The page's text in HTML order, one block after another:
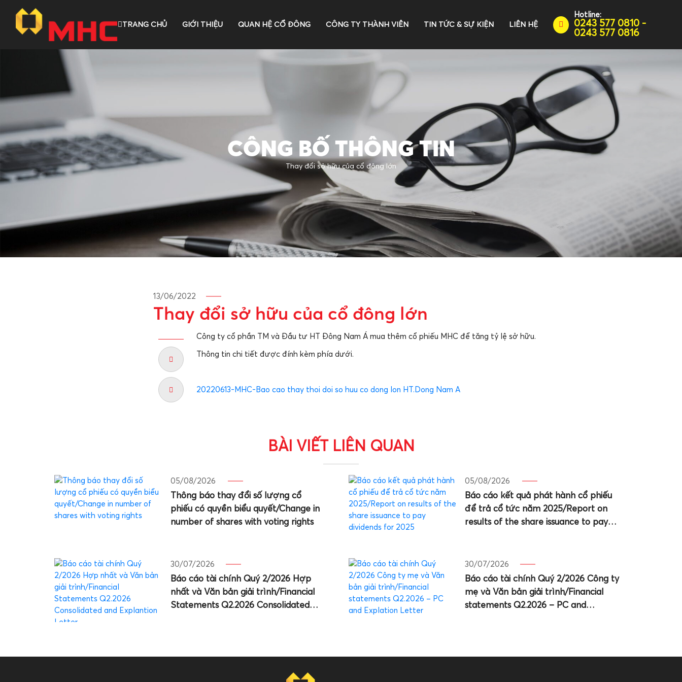
TRANG CHỦ GIỚI THIỆU QUAN HỆ CỔ ĐÔNG CÔNG TY THÀNH VIÊN TIN TỨC & SỰ KIỆN LIÊN HỆ
Hotline:
0243 577 0810 -
0243 577 0816
CÔNG BỐ THÔNG TIN
Thay đổi sở hữu của cổ đông lớn
13/06/2022
Thay đổi sở hữu của cổ đông lớn
Công ty cổ phần TM và Đầu tư HT Đông Nam Á mua thêm cổ phiếu MHC để tăng tỷ lệ sở hữu.
Thông tin chi tiết được đính kèm phía dưới.
20220613-MHC-Bao cao thay thoi doi so huu co dong lon HT.Dong Nam A
BÀI VIẾT LIÊN QUAN
05/08/2026
Thông báo thay đổi số lượng cổ
phiếu có quyền biểu quyết/Change in
number of shares with voting rights
05/08/2026
Báo cáo kết quả phát hành cổ phiếu
để trả cổ tức năm 2025/Report on
results of the share issuance to pay
30/07/2026
Báo cáo tài chính Quý 2/2026 Hợp
nhất và Văn bản giải trình/Financial
Statements Q2.2026 Consolidated
30/07/2026
Báo cáo tài chính Quý 2/2026 Công ty
mẹ và Văn bản giải trình/Financial
statements Q2.2026 – PC and